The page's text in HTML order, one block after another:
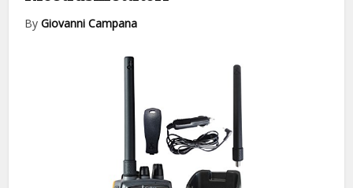
ByGiovanni Campana